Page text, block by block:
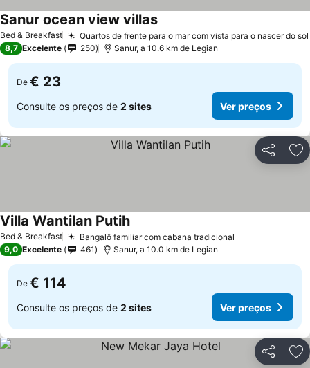
Bed & Breakfast Quartos de frente para o mar com vista para o nascer do sol
Sanur ocean view villasVer preços
8,7 Excelente 250 Sanur, a 10.6 km de Legian
De € 23
Consulte os preços de 2 sites Ver preços
Partilhar
Bed & Breakfast Bangalô familiar com cabana tradicional
Villa Wantilan PutihVer preços
9,0 Excelente 461 Sanur, a 10.0 km de Legian
De € 114
Consulte os preços de 2 sites Ver preços
Partilhar